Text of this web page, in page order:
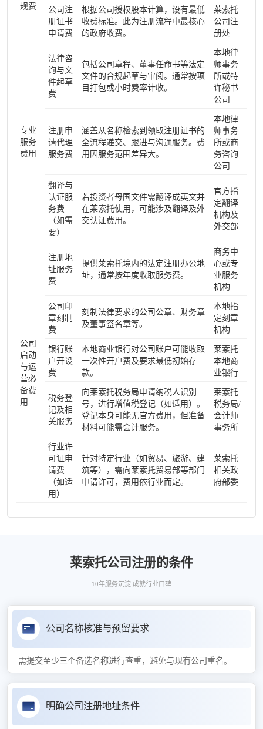
规费
公司注
册证书
申请费
根据公司授权股本计算，设有最低
收费标准。此为注册流程中最核心
的政府收费。
莱索托
公司注
册处
专业
服务
费用
法律咨
询与文
件起草
费
包括公司章程、董事任命书等法定
文件的合规起草与审阅。通常按项
目打包或小时费率计收。
本地律
师事务
所或特
许秘书
公司
注册申
请代理
服务费
涵盖从名称检索到领取注册证书的
全流程递交、跟进与沟通服务。费
用因服务范围差异大。
本地律
师事务
所或商
务咨询
公司
翻译与
认证服
务费
（如需
要）
若投资者母国文件需翻译成英文并
在莱索托使用，可能涉及翻译及外
交认证费用。
官方指
定翻译
机构及
外交部
公司
启动
与运
营必
备费
用
注册地
址服务
费
提供莱索托境内的法定注册办公地
址，通常按年度收取服务费。
商务中
心或专
业服务
机构
公司印
章刻制
费
刻制法律要求的公司公章、财务章
及董事签名章等。
本地指
定刻章
机构
银行账
户开设
费
本地商业银行对公司账户可能收取
一次性开户费及要求最低初始存
款。
莱索托
本地商
业银行
税务登
记及相
关服务
向莱索托税务局申请纳税人识别
号，进行增值税登记（如适用）。
登记本身可能无官方费用，但准备
材料可能需会计服务。
莱索托
税务局/
会计师
事务所
行业许
可证申
请费
（如适
用）
针对特定行业（如贸易、旅游、建
筑等），需向莱索托贸易部等部门
申请许可，费用依行业而定。
莱索托
相关政
府部委
莱索托公司注册的条件
10年服务沉淀 成就行业口碑
公司名称核准与预留要求
需提交至少三个备选名称进行查重，避免与现有公司重名。
明确公司注册地址条件